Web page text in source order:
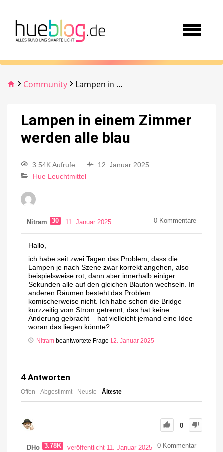
Community Lampen in einem Zimmer werden alle blau
Lampen in einem Zimmer
werden alle blau
3.54K Aufrufe
12. Januar 2025
Hue Leuchtmittel
Nitram 30 11. Januar 2025 0 Kommentare
Hallo,
ich habe seit zwei Tagen das Problem, dass die
Lampen je nach Szene zwar korrekt angehen, also
beispielsweise rot, dann aber innerhalb einiger
Sekunden alle auf den gleichen Blauton wechseln. In
anderen Räumen besteht das Problem
komischerweise nicht. Ich habe schon die Bridge
kurzzeitig vom Strom getrennt, das hat keine
Änderung gebracht – hat vielleicht jemand eine Idee
woran das liegen könnte?
Nitram beantwortete Frage 12. Januar 2025
4 Antworten
Offen Abgestimmt Neuste Älteste
0
DHo 3.78K veröffentlicht 11. Januar 2025 0 Kommentar